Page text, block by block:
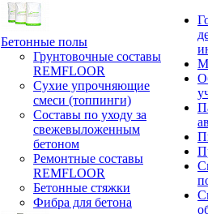
Бетонные полы
Грунтовочные составы
REMFLOOR
Сухие упрочняющие
смеси (топпинги)
Составы по уходу за
свежевыложенным
бетоном
Ремонтные составы
REMFLOOR
Бетонные стяжки
Фибра для бетона